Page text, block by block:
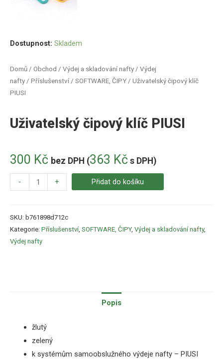
Domů / Obchod / Výdej a skladování nafty / Výdej
nafty / Příslušenství / SOFTWARE, ČIPY / Uživatelský čipový klíč
PIUSI
Uživatelský čipový klíč PIUSI
300 Kč bez DPH (363 Kč s DPH)
Dostupnost: Skladem
- + Přidat do košíku
SKU: b761898d712c
Kategorie: Příslušenství SOFTWARE, ČIPY, Výdej a skladování nafty,
Výdej nafty
Popis
žlutý
zelený
k systémům samoobslužného výdeje nafty – PIUSI